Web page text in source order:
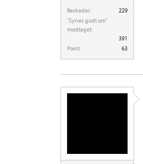
Beskeder:
229
"Synes godt om"
modtaget:
391
Point:
63